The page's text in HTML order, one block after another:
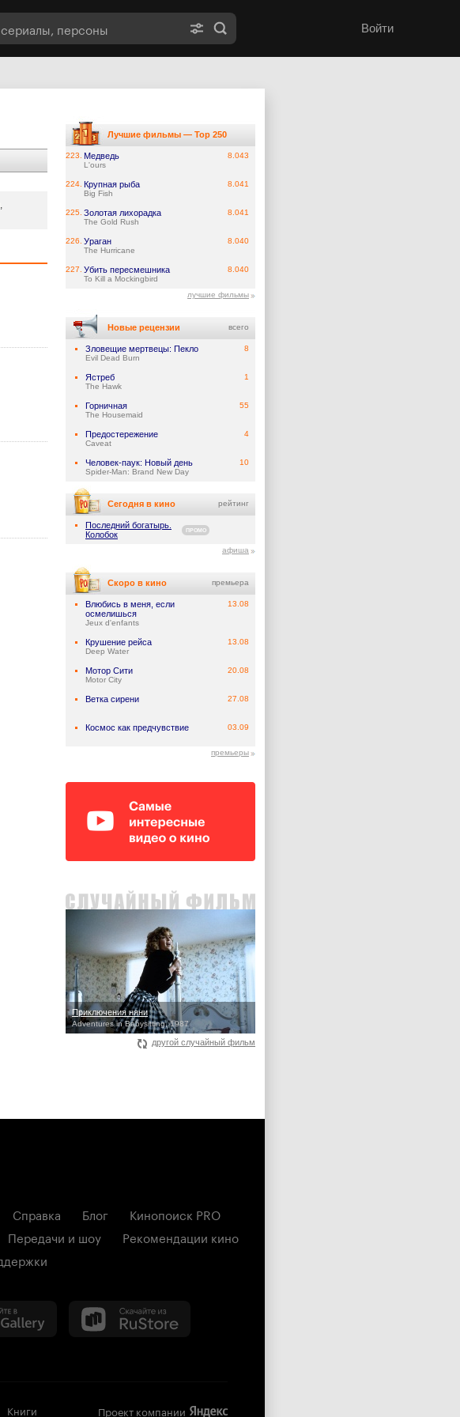
Войти
,
Лучшие фильмы — Top 250
223. Медведь
L'ours
8.043
224. Крупная рыба
Big Fish
8.041
225. Золотая лихорадка
The Gold Rush
8.041
226. Ураган
The Hurricane
8.040
227. Убить пересмешника
To Kill a Mockingbird
8.040
лучшие фильмы
Новые рецензии всего
Зловещие мертвецы: Пекло
Evil Dead Burn
8
Ястреб
The Hawk
1
Горничная
The Housemaid
55
Предостережение
Caveat
4
Человек-паук: Новый день
Spider-Man: Brand New Day
10
Сегодня в кино рейтинг
Последний богатырь.
Колобок
ПРОМО
афиша
Скоро в кино премьера
Влюбись в меня, если
осмелишься
Jeux d'enfants
13.08
Крушение рейса
Deep Water
13.08
Мотор Сити
Motor City
20.08
Ветка сирени 27.08
Космос как предчувствие 03.09
премьеры
Приключения няни
Adventures in Babysitting, 1987
другой случайный фильм
Справка Блог
Кинопоиск PRO
Передачи и шоу
Рекомендации кино
Книги Проект компании